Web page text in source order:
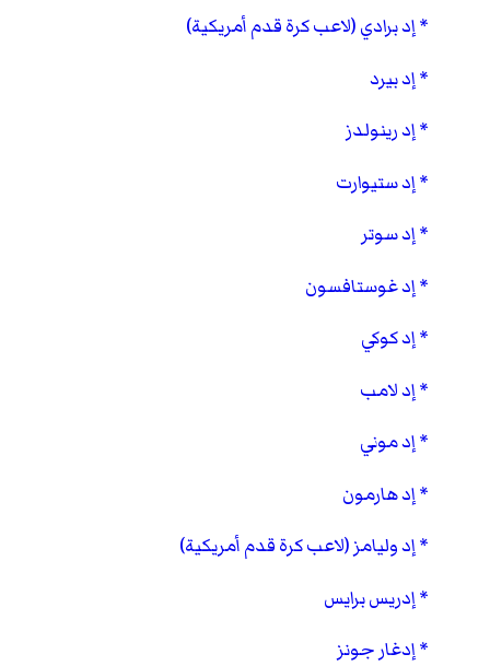
إد برادي (لاعب كرة قدم أمريكية)
إد بيرد
إد رينولدز
إد ستيوارت
إد سوتر
إد غوستافسون
إد كوكي
إد لامب
إد موني
إد هارمون
إد وليامز (لاعب كرة قدم أمريكية)
إدريس برايس
إدغار جونز